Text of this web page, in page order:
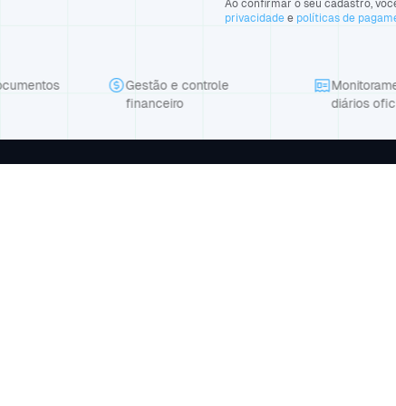
Ao confirmar o seu cadastro,
privacidadee políticas de
Gestão e controle
financeiro
Monitoramento
diários oficiais